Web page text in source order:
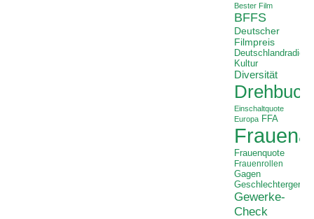
Bester Film
BFFS
Deutscher
Filmpreis
Deutschlandradio
Kultur
Diversität
Drehbuch
Einschaltquote
Europa FFA
Frauenquote
Frauenrollen
Gagen
Gewerke-
Check